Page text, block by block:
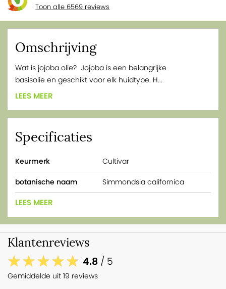
Toon alle 6569 reviews
Omschrijving
Wat is jojoba olie? Jojoba is een belangrijke
basisolie en geschikt voor elk huidtype. H...
LEES MEER
Specificaties
Keurmerk Cultivar
botanische naam Simmondsia californica
LEES MEER
Klantenreviews
4.8 / 5
Gemiddelde uit 19 reviews